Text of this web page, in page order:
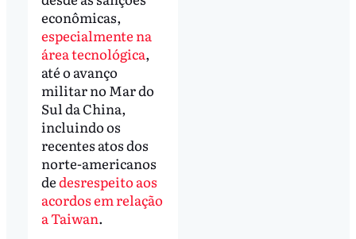
econômicas,
especialmente na
área tecnológica,
até o avanço
militar no Mar do
Sul da China,
incluindo os
recentes atos dos
norte-americanos
dedesrespeito aos
acordos em relação
a Taiwan.